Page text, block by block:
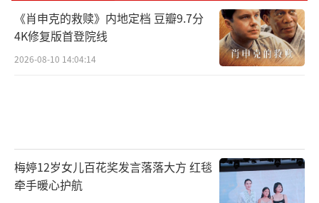
《肖申克的救赎》内地定档 豆瓣9.7分
4K修复版首登院线
2026-08-10 14:04:14
梅婷12岁女儿百花奖发言落落大方 红毯
牵手暖心护航